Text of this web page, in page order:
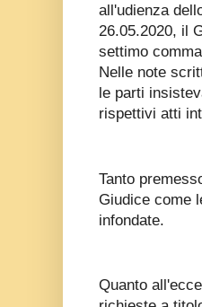
all'udienza
26.05.2020, il
settimo
Nelle note
le parti
rispettivi atti
Tanto
Giudice come
infondate.
Quanto